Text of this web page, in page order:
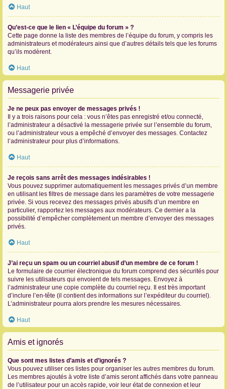
Haut
Qu’est-ce que le lien « L’équipe du forum » ?
Cette page donne la liste des membres de l’équipe du forum, y compris les
administrateurs et modérateurs ainsi que d’autres détails tels que les forums
qu’ils modèrent.
Haut
Messagerie privée
Je ne peux pas envoyer de messages privés !
Il y a trois raisons pour cela : vous n’êtes pas enregistré et/ou connecté,
l’administrateur a désactivé la messagerie privée sur l’ensemble du forum,
ou l’administrateur vous a empêché d’envoyer des messages. Contactez
l’administrateur pour plus d’informations.
Haut
Je reçois sans arrêt des messages indésirables !
Vous pouvez supprimer automatiquement les messages privés d’un membre
en utilisant les filtres de message dans les paramètres de votre messagerie
privée. Si vous recevez des messages privés abusifs d’un membre en
particulier, rapportez les messages aux modérateurs. Ce dernier a la
possibilité d’empêcher complètement un membre d’envoyer des messages
privés.
Haut
J’ai reçu un spam ou un courriel abusif d’un membre de ce forum !
Le formulaire de courrier électronique du forum comprend des sécurités pour
suivre les utilisateurs qui envoient de tels messages. Envoyez à
l’administrateur une copie complète du courriel reçu. Il est très important
d’inclure l’en-tête (il contient des informations sur l’expéditeur du courriel).
L’administrateur pourra alors prendre les mesures nécessaires.
Haut
Amis et ignorés
Que sont mes listes d’amis et d’ignorés ?
Vous pouvez utiliser ces listes pour organiser les autres membres du forum.
Les membres ajoutés à votre liste d’amis seront affichés dans votre panneau
de l’utilisateur pour un accès rapide, voir leur état de connexion et leur